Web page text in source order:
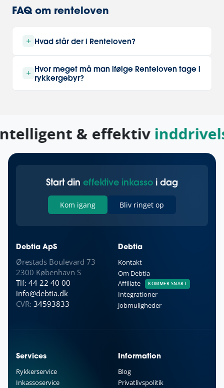
FAQ om renteloven
Hvad står der i Renteloven?
kræves i rykkergebyr samt hvilken rente der
må pålægges gælden. Fordringshaveren kan
Hvor meget må man ifølge Renteloven tage i
rykkergebyr?
betalingsfristen er overskredet, og der må
sendes 3 rykkere med gebyr i alt per fordring.
& effektiv
Start din effektive inkasso i dag
Kom igang Bliv ringet op
Debtia ApS
Ørestads Boulevard 73
2300 København S
Tlf: 44 22 40 00
info@debtia.dk
CVR: 34593833
Debtia
Kontakt
Om Debtia
Affiliate
KOMMER SNART
Integrationer
Jobmuligheder
Services
Rykkerservice
Inkassoservice
Information
Blog
Privatlivspolitik